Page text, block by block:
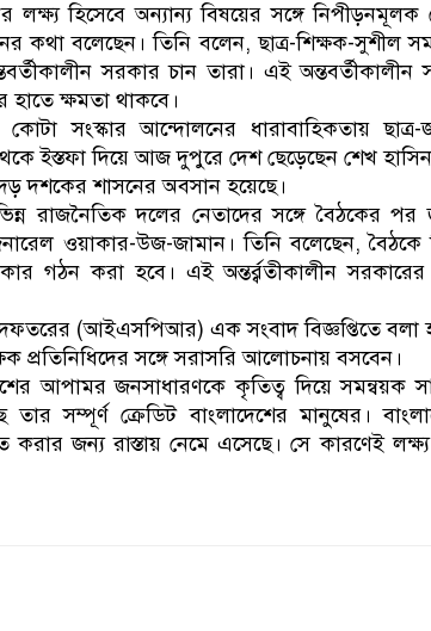
হিসেবে অন্যান্য বিষয়ের সঙ্গে
কথা বলেছেন। তিনি বলেন, ছাত্র-শিক্ষক-সুশীল
সরকার চান তারা। এই অন্তবর্তীকালীন
হাতে ক্ষমতা থাকবে।
সংস্কার আন্দোলনের ধারাবাহিকতায় ছাত্র-
থেকে ইস্তফা দিয়ে আজ দুপুরে দেশ ছেড়েছেন শেখ
দশকের শাসনের অবসান হয়েছে।
রাজনৈতিক দলের নেতাদের সঙ্গে বৈঠকের পর
ওয়াকার-উজ-জামান। তিনি বলেছেন, বৈঠকে
গঠন করা হবে। এই অন্তর্র্বতীকালীন
(আইএসপিআর) এক সংবাদ বিজ্ঞপ্তিতে বলা
প্রতিনিধিদের সঙ্গে সরাসরি আলোচনায় বসবেন।
আপামর জনসাধারণকে কৃতিত্ব দিয়ে সমন্বয়ক
সম্পূর্ণ ক্রেডিট বাংলাদেশের মানুষের।
জন্য রাস্তায় নেমে এসেছে। সে কারণেই